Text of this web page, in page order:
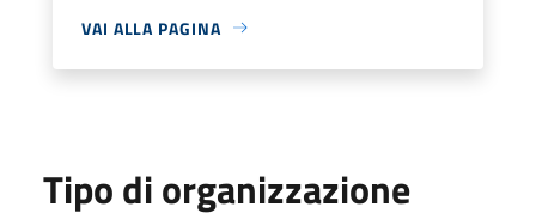
VAI ALLA PAGINA
Tipo di organizzazione